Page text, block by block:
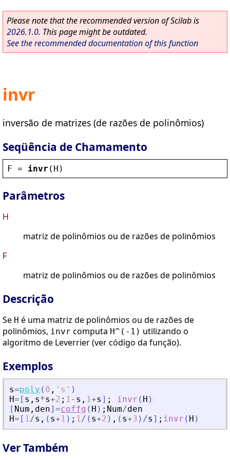
Please note that the recommended version of Scilab is
2026.1.0. This page might be outdated.
See the recommended documentation of this function
invr
inversão de matrizes (de razões de polinômios)
Seqüência de Chamamento
F = invr ( H )
Parâmetros
H
matriz de polinômios ou de razões de polinômios
F
matriz de polinômios ou de razões de polinômios
Descrição
Se H é uma matriz de polinômios ou de razões de
polinômios, invr computa H^(-1) utilizando o
algoritmo de Leverrier (ver código da função).
Exemplos
s=poly ( 0 , ' s ' )
H= [ s , s*s+2 ; 1- s , 1+s ] ; invr ( H )
[ Num , den] =coffg ( H ) ; Num/den
H= [ 1/s , ( s+1 ) ; 1/ ( s+2 ) , ( s+3 ) /s ] ; invr ( H )
Ver Também